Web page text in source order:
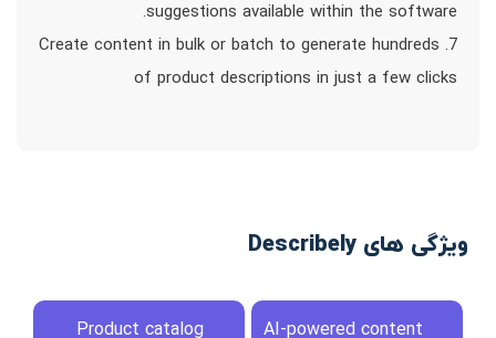
suggestions available within the software.
7. Create content in bulk or batch to generate hundreds
of product descriptions in just a few clicks
ویژگی های Describely
AI-powered content
Product catalog